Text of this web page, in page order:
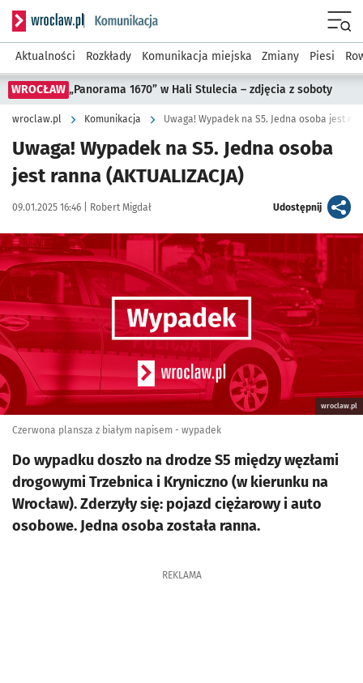
Serwis informacyjny wroclaw.pl podserwis: Komunikacja
Aktualności Rozkłady Komunikacja miejska Zmiany Piesi
WROCŁAW „Panorama 1670” w Hali Stulecia – zdjęcia z soboty
wroclaw.pl Komunikacja Uwaga! Wypadek na S5. Jedna osoba jest
Uwaga! Wypadek na S5. Jedna osoba
jest ranna (AKTUALIZACJA)
Data publikacji:
09.01.2025 16:46 | Autor:
Robert Migdał Udostępnijartykuł
Kliknij, aby powiększyć
wroclaw.pl
Czerwona plansza z białym napisem - wypadek
Do wypadku doszło na drodze S5 między węzłami
drogowymi Trzebnica i Kryniczno (w kierunku na
Wrocław). Zderzyły się: pojazd ciężarowy i auto
osobowe. Jedna osoba została ranna.
REKLAMA